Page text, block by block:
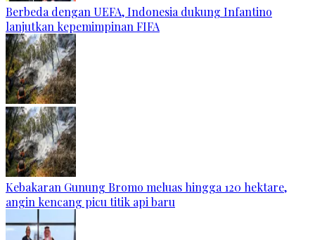
Berbeda dengan UEFA, Indonesia dukung Infantino
lanjutkan kepemimpinan FIFA
Kebakaran Gunung Bromo meluas hingga 120 hektare,
angin kencang picu titik api baru